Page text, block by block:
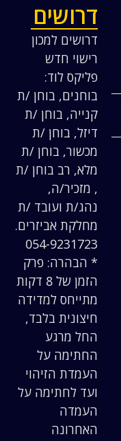
דרושים
דרושים למכון
רישוי חדש
פליקס לוד:
בוחנים, בוחן /ת
קנייה, בוחן /ת
דיזל, בוחן /ת
מכשור, בוחן /ת
מלא, רב בוחן /ת
, מזכיר/ה,
נהג/ת ועובד /ת
מחלקת אביזרים.
054-9231723
* הבהרה: פרק
הזמן של 8 דקות
מתייחס למדידה
חיצונית בלבד,
החל מרגע
החתימה על
העמדת הזיהוי
ועד לחתימה על
העמדה
האחרונה